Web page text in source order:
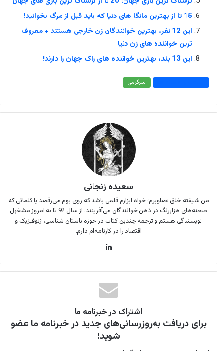
15 تا از بهترین مانگا های دنیا که باید قبل از مرگ بخوانید!
این 12 نفر، بهترین خوانندگان زن خارجی هستند + معروف
ترین خواننده های زن دنیا
این 13 بند، بهترین خواننده های راک جهان را دارند!
سرگرمی
سعیده زنجانی
من شیفته خلق تصاویرم؛ خواه ابزارم قلمی باشد که روی بوم می‌رقصد یا کلماتی که
صحنه‌های هزاررنگ در ذهن خوانندگان می‌آفرینند. از سال 92 تا به امروز مشغول
نویسندگی هستم و ترجمه چندین کتاب در حوزه باستان شناسی، ژئوفیزیک و
اقتصاد را در کارنامه‌ام دارم.
اشتراک در خبرنامه ما
برای دریافت به‌روزرسانی‌های جدید در خبرنامه ما عضو
شوید!